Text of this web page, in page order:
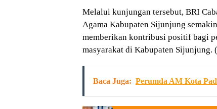
Melalui kunjungan tersebut, BRI
Agama Kabupaten Sijunjung
memberikan kontribusi positif bagi
masyarakat di Kabupaten Sijunjung.
Baca Juga: Perumda AM Kota